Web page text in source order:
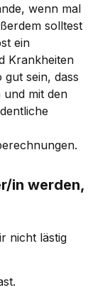
wenn mal
solltest
ein
Krankheiten
sein, dass
mit den
in werden,
nicht lästig